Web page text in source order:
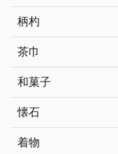
柄杓
茶巾
和菓子
懐石
着物